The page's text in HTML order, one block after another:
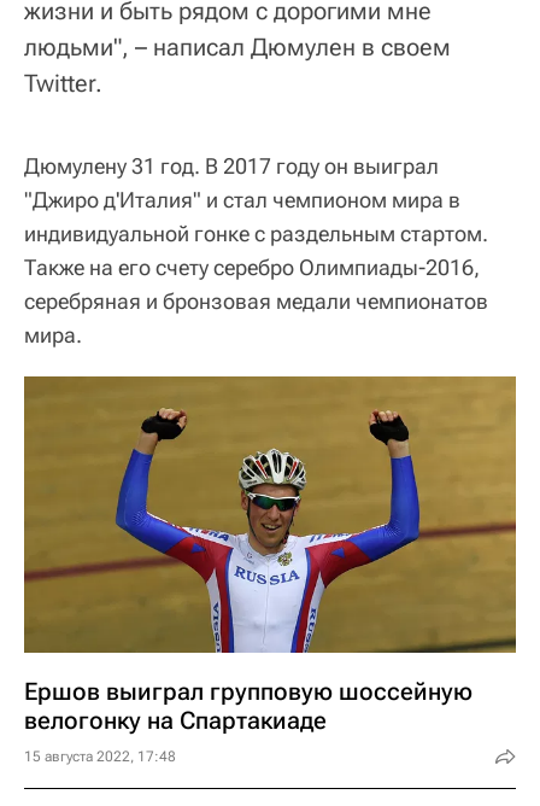
жизни и быть рядом с дорогими мне
людьми", – написал Дюмулен в своем
Twitter.
Дюмулену 31 год. В 2017 году он выиграл
"Джиро д'Италия" и стал чемпионом мира в
индивидуальной гонке с раздельным стартом.
Также на его счету серебро Олимпиады-2016,
серебряная и бронзовая медали чемпионатов
мира.
Ершов выиграл групповую шоссейную
велогонку на Спартакиаде
15 августа 2022, 17:48